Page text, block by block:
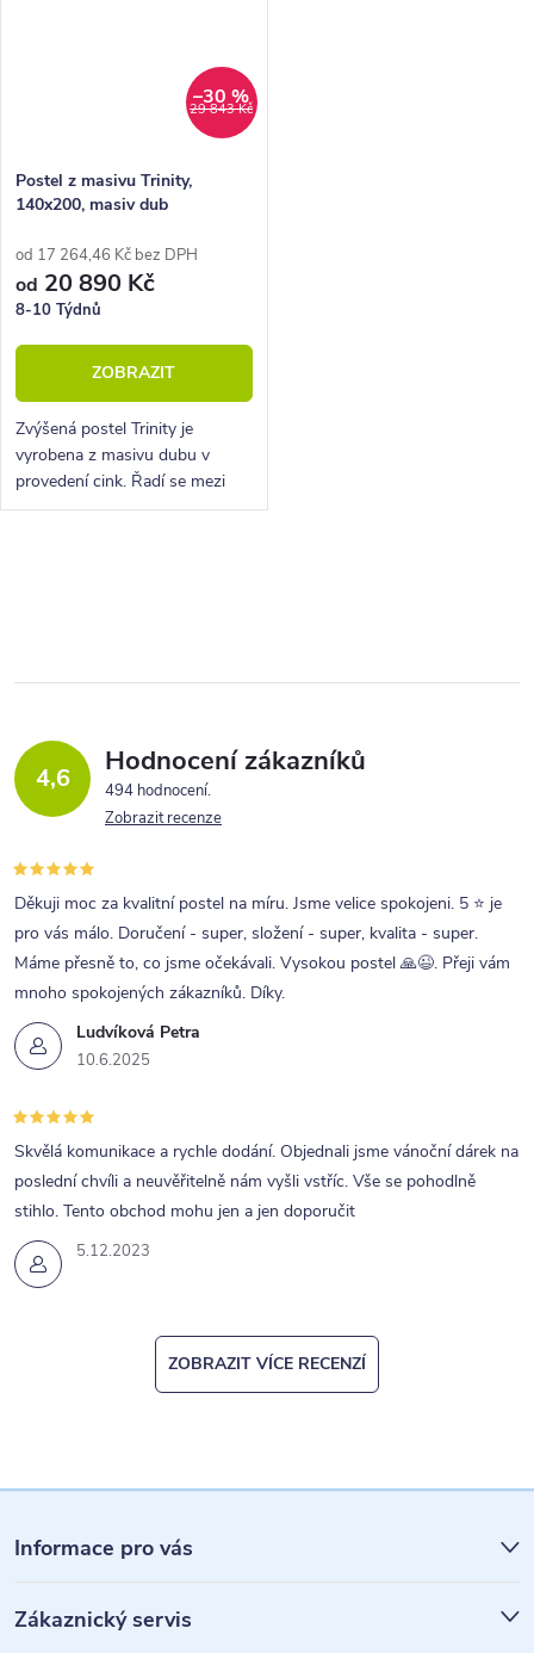
29 843 Kč
–30 %
Postel z masivu Trinity,
140x200, masiv dub
od 17 264,46 Kč bez DPH
od 20 890 Kč
8-10 Týdnů
ZOBRAZIT
Zvýšená postel Trinity je
vyrobena z masivu dubu v
provedení cink. Řadí se mezi
kvalitní české výrobky
á
a
c
p
r
v
k
y
v
p
i
s
u
4,6 Hodnocení zákazníků
494 hodnocení
Zobrazit recenze
Ludvíková Petra
10.6.2025
Děkuji moc za kvalitní postel na míru. Jsme velice spokojeni. 5 ⭐ je
pro vás málo. Doručení - super, složení - super, kvalita - super.
Máme přesně to, co jsme očekávali. Vysokou postel 🙏😉. Přeji vám
mnoho spokojených zákazníků. Díky.
5.12.2023
Skvělá komunikace a rychle dodání. Objednali jsme vánoční dárek na
poslední chvíli a neuvěřitelně nám vyšli vstříc. Vše se pohodlně
stihlo. Tento obchod mohu jen a jen doporučit
ZOBRAZIT VÍCE RECENZÍ
á
p
a
Informace pro vás
Zákaznický servis